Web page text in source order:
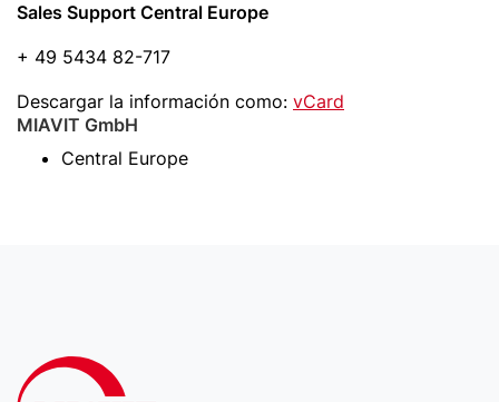
Sales Support Central Europe
+ 49 5434 82-717
Descargar la información como: vCard
MIAVIT GmbH
Central Europe